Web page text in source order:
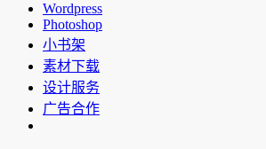
Wordpress
Photoshop
小书架
素材下载
设计服务
广告合作